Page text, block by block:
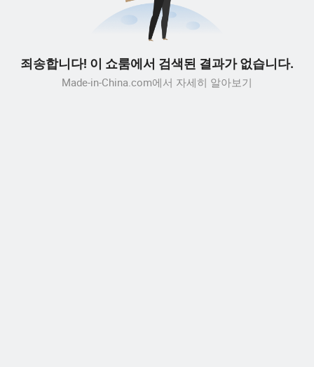
죄송합니다! 이 쇼룸에서 검색된 결과가 없습니다.
Made-in-China.com에서 자세히 알아보기